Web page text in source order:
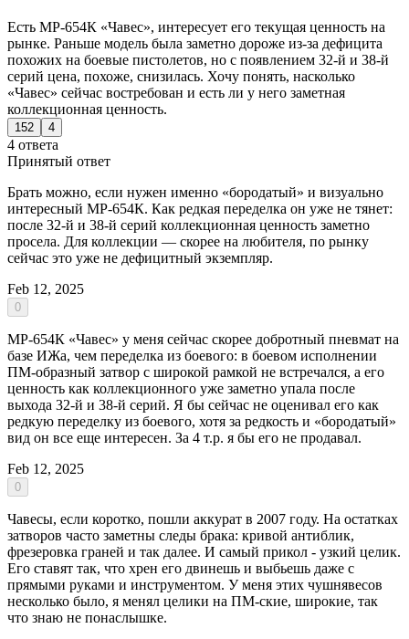
Есть МР-654К «Чавес», интересует его текущая ценность на
рынке. Раньше модель была заметно дороже из-за дефицита
похожих на боевые пистолетов, но с появлением 32-й и 38-й
серий цена, похоже, снизилась. Хочу понять, насколько
«Чавес» сейчас востребован и есть ли у него заметная
коллекционная ценность.
152 4
4 ответа
Принятый ответ
Брать можно, если нужен именно «бородатый» и визуально
интересный МР-654К. Как редкая переделка он уже не тянет:
после 32-й и 38-й серий коллекционная ценность заметно
просела. Для коллекции — скорее на любителя, по рынку
сейчас это уже не дефицитный экземпляр.
Feb 12, 2025
0
МР-654К «Чавес» у меня сейчас скорее добротный пневмат на
базе ИЖа, чем переделка из боевого: в боевом исполнении
ПМ-образный затвор с широкой рамкой не встречался, а его
ценность как коллекционного уже заметно упала после
выхода 32-й и 38-й серий. Я бы сейчас не оценивал его как
редкую переделку из боевого, хотя за редкость и «бородатый»
вид он все еще интересен. За 4 т.р. я бы его не продавал.
Feb 12, 2025
0
Чавесы, если коротко, пошли аккурат в 2007 году. На остатках
затворов часто заметны следы брака: кривой антиблик,
фрезеровка граней и так далее. И самый прикол - узкий целик.
Его ставят так, что хрен его двинешь и выбьешь даже с
прямыми руками и инструментом. У меня этих чушнявесов
несколько было, я менял целики на ПМ-ские, широкие, так
что знаю не понаслышке.